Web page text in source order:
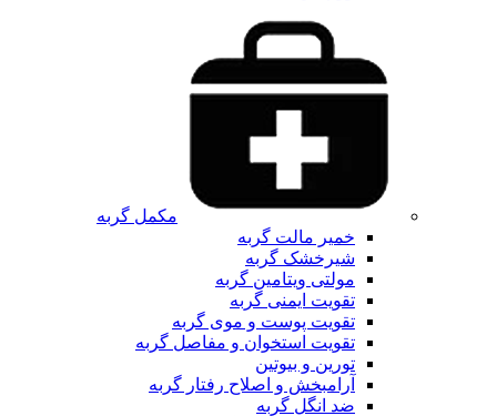
مکمل گربه
خمیر مالت گربه
شیرخشک گربه
مولتی ویتامین گربه
تقویت ایمنی گربه
تقویت پوست و موی گربه
تقویت استخوان و مفاصل گربه
تورین و بیوتین
آرامبخش و اصلاح رفتار گربه
ضد انگل گربه